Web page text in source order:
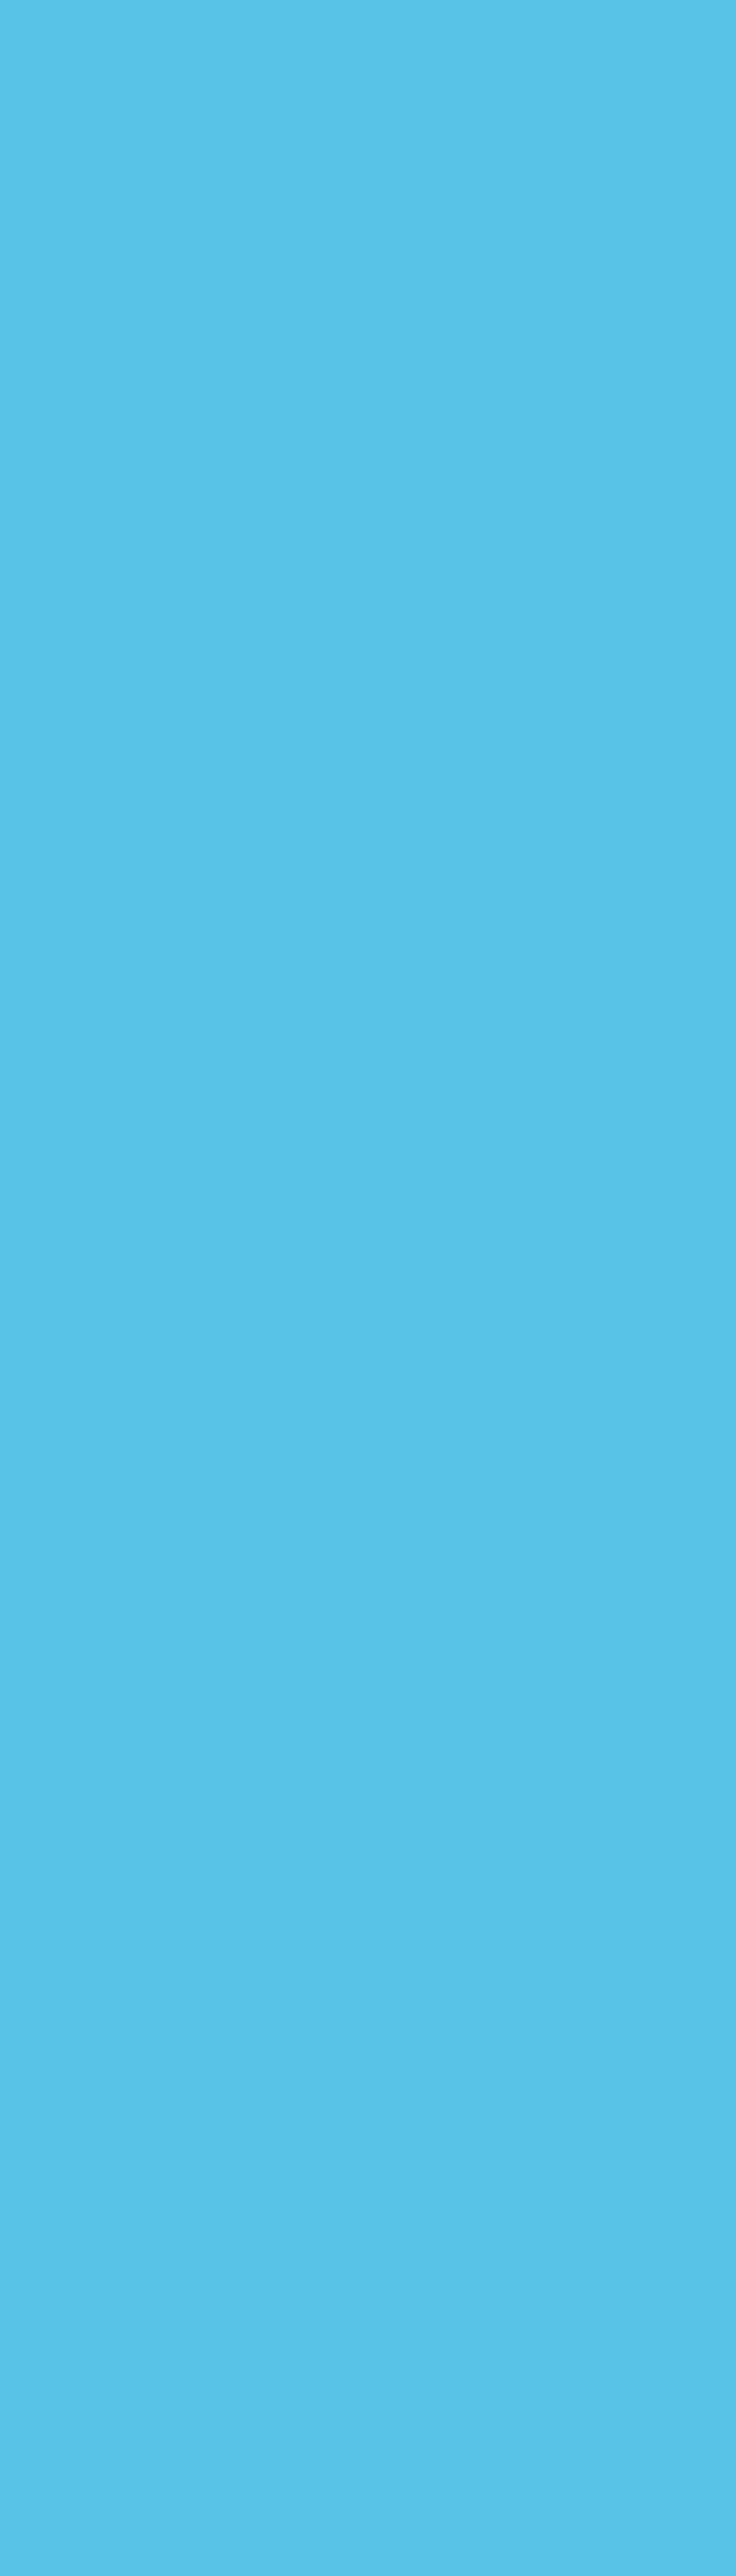
площадках, таких как Avito, Яндекс.Маркет, и другие. Важно учитывать, что цена на
и дополнительных функций.
путем изучения рыночных цен на подобные устройства. В столице представлено множество
Цена на квадрокоптер зависит от его характеристик, бренда и функциональности.
квадрокоптера
в Москве. Первый способ — изучить цены на популярных интернет-площадках, таких как Avito
и оценить их стоимость.
на новые модели квадрокоптеров. Также можно поинтересоваться у продавцов о цене на б/у
которые могут поделиться своим опытом покупки и продажи устройств. Они могут
магазинам, где представлен широкий ассортимент квадрокоптеров различных
площадках, где продаются как новые, так и б/у квадрокоптеры. Кроме того, полезно
акции и скидки на технику для полетов.
в Москве
Во-первых, это бренд и модель устройства. Некоторые производители пользуются большим
— новый или б/у. Б/у квадрокоптеры обычно продаются по более низкой цене. Также важно
в Москве
ключевых факторов. Во-первых, стоимость зависит от бренда и модели устройства. Некоторые
как другие предлагают более доступные варианты.
как камера, дальность полета, время автономной работы и другие параметры. Чем выше
Москве цены могут быть выше из-за спроса на подобные устройства или наоборот, снижены из-за
дрона в Москве
или Яндекс.Маркет. Это позволит вам получить представление о средней цене на дроны в
смогут провести оценку вашего устройства и назвать его текущую стоимость. Эксперты учтут
точнее определить его рыночную цену.
компаний, занимающихся скупкой техники. Они предложат вам цену за ваш дрон и смогут
российской столице
различным специализированным магазинам и интернет-площадкам. Также стоит обратить
найти на популярных сайтах, таких как Avito. Важно учитывать, что цена на квадрокоптер
дрона в Москве
ключевых факторов. Во-первых, необходимо изучить спрос на данное устройство на
дрона, так как некоторые из них более популярны и ценятся выше. Также стоит обратить
сервисам или магазинам, где профессионалы помогут определить цену и
где можно найти предложения о продаже или обмене дронов.
в Москве
на несколько ключевых факторов. Во-первых, стоимость зависит от бренда и модели устройства.
в то время как другие предлагают более доступные варианты для начинающих
как камера, дальность полета, время автономной работы и другие параметры. Чем выше
устройства обычно дороже, чем б/у модели. Однако, если квадрокоптер находится в отличном